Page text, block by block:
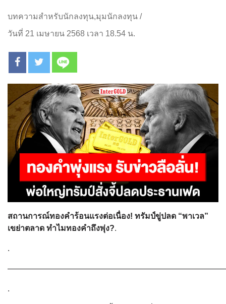
บทความสำหรับนักลงทุน,มุมนักลงทุน /
วันที่ 21 เมษายน 2568 เวลา 18.54 น.
สถานการณ์ทองคำร้อนแรงต่อเนื่อง! ทรัมป์ขู่ปลด “พาเวล”
เขย่าตลาด ทำไมทองคำถึงพุ่ง?.
.
.